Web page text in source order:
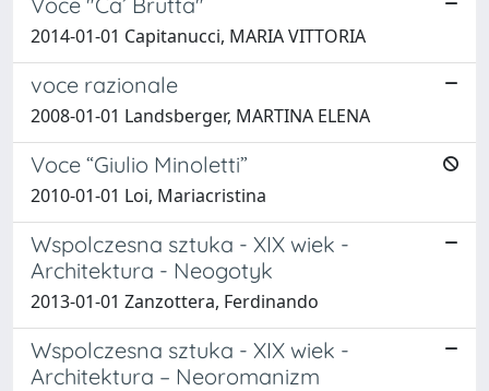
2014-01-01 Capitanucci, MARIA VITTORIA
voce razionale
2008-01-01 Landsberger, MARTINA ELENA
Voce “Giulio Minoletti”
2010-01-01 Loi, Mariacristina
Wspolczesna sztuka - XIX wiek -
Architektura - Neogotyk
2013-01-01 Zanzottera, Ferdinando
Wspolczesna sztuka - XIX wiek -
Architektura – Neoromanizm